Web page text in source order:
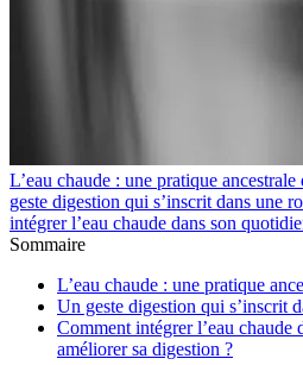
L’eau chaude : une pratique
geste digestion qui s’inscrit dans une
intégrer l’eau chaude dans son
Sommaire
L’eau chaude : une pratique
Un geste digestion qui s’inscrit
Comment intégrer l’eau chaude
améliorer sa digestion ?